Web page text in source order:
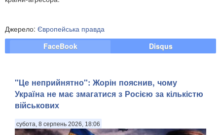
Джерело: Європейська правда
FaceBook
Disqus
"Це неприйнятно": Жорін пояснив, чому
Україна не має змагатися з Росією за кількістю
військових
субота, 8 серпень 2026, 18:06